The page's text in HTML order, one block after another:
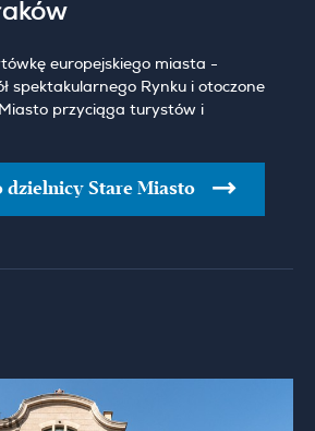
europejskiego miasta -
spektakularnego Rynku i otoczone
przyciąga turystów i
dzielnicy Stare Miasto